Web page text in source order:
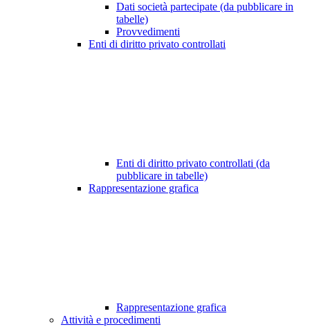
Dati società partecipate (da pubblicare in
tabelle)
Provvedimenti
Enti di diritto privato controllati
Enti di diritto privato controllati (da
pubblicare in tabelle)
Rappresentazione grafica
Rappresentazione grafica
Attività e procedimenti